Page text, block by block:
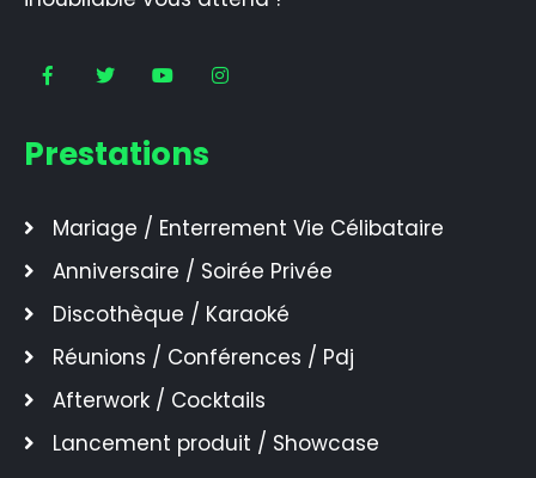
Prestations
Mariage / Enterrement Vie Célibataire
Anniversaire / Soirée Privée
Discothèque / Karaoké
Réunions / Conférences / Pdj
Afterwork / Cocktails
Lancement produit / Showcase